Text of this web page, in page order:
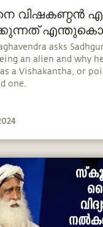
വിഷകണ്ഠൻ
Throat
asks
an alien and why
a Vishakantha, or
one.